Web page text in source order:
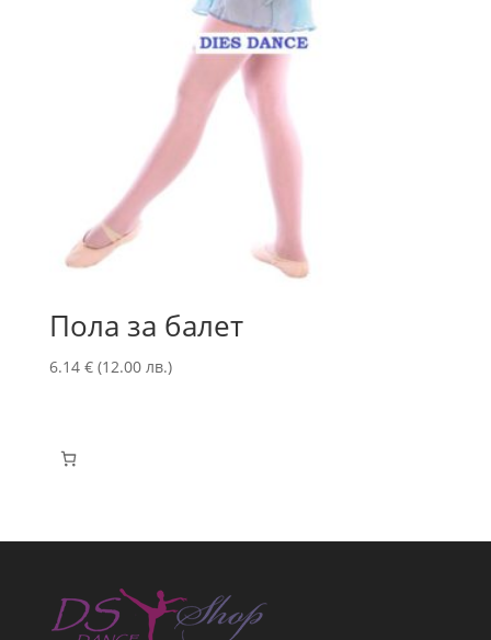
Пола за балет
6.14 € (12.00 лв.)